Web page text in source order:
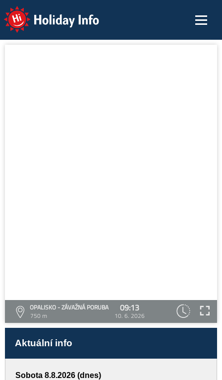
Holiday Info
OPALISKO - ZÁVAŽNÁ PORUBA
750 m
09:13
10. 6. 2026
Aktuální info
Sobota 8.8.2026 (dnes)